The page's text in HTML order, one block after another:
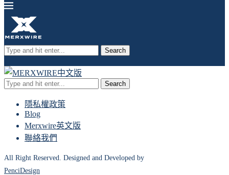
Search
Search
隱私權政策
Blog
Merxwire英文版
聯絡我們
All Right Reserved. Designed and Developed by
PenciDesign